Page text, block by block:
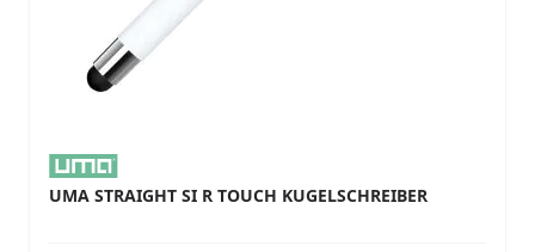
UMA STRAIGHT SI R TOUCH KUGELSCHREIBER